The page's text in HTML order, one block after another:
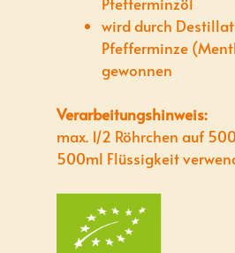
wird durch
Pfefferminze
gewonnen
Verarbeitungshinweis:
max. 1/2 Röhrchen auf
500ml Flüssigkeit